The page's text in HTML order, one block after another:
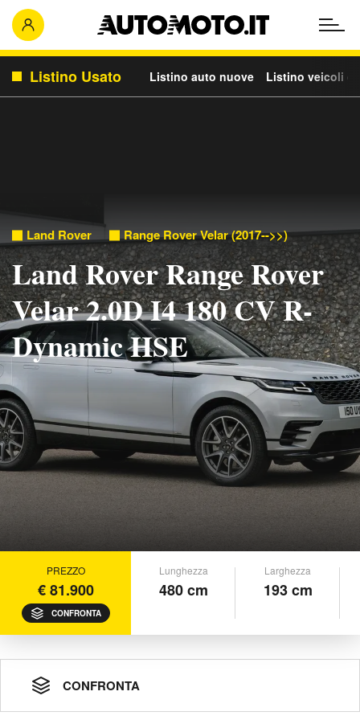
Listino Usato Listino auto nuove Listino veicoli
Land Rover Range Rover Velar (2017-->>)
Land Rover Range Rover
Velar 2.0D I4 180 CV R-
Dynamic HSE
PREZZO
€ 81.900
CONFRONTA
Lunghezza
480 cm
Larghezza
193 cm
CONFRONTA